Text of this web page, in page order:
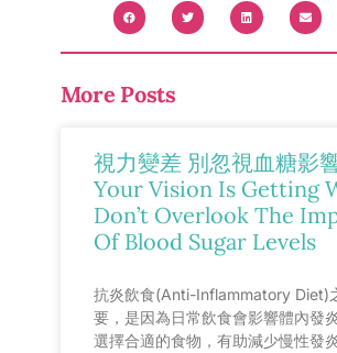
More Posts
視力變差 別忽視血糖影
Your Vision Is Getting
Don’t Overlook The
Of Blood Sugar Levels
抗炎飲食(Anti-Inflammatory Diet)
要，是因為日常飲食會影響體內發炎
選擇合適的食物，有助減少慢性發